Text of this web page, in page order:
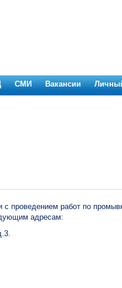
СМИ Вакансии
с проведением работ по
адресам: